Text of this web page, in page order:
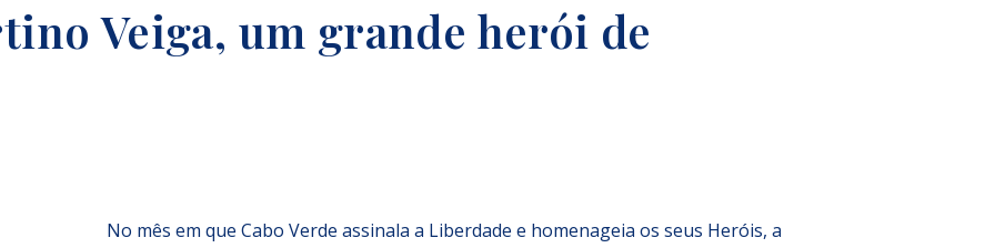
Veiga, um grande herói de
No mês em que Cabo Verde assinala a Liberdade e homenageia os seus Heróis, a